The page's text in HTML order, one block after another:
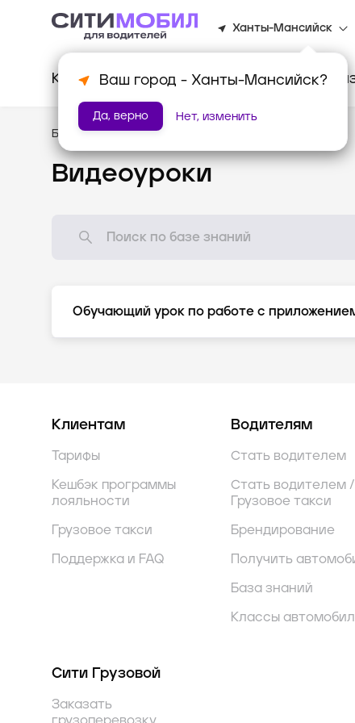
Ханты-Мансийск
Ваш город - Ханты-Мансийск?
Да, верно Нет, изменить
Клиентам Водителям Для
База знаний /Видеоуроки
Видеоуроки
Обучающий урок по работе с
Клиентам
Тарифы
Кешбэк программы
лояльности
Грузовое такси
Поддержка и FAQ
Водителям
Стать водителем
Стать водителем /
Грузовое такси
Брендирование
Получить
База знаний
Классы
Сити Грузовой
Заказать